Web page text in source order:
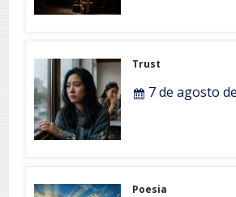
Trust
7 de agosto
Poesia